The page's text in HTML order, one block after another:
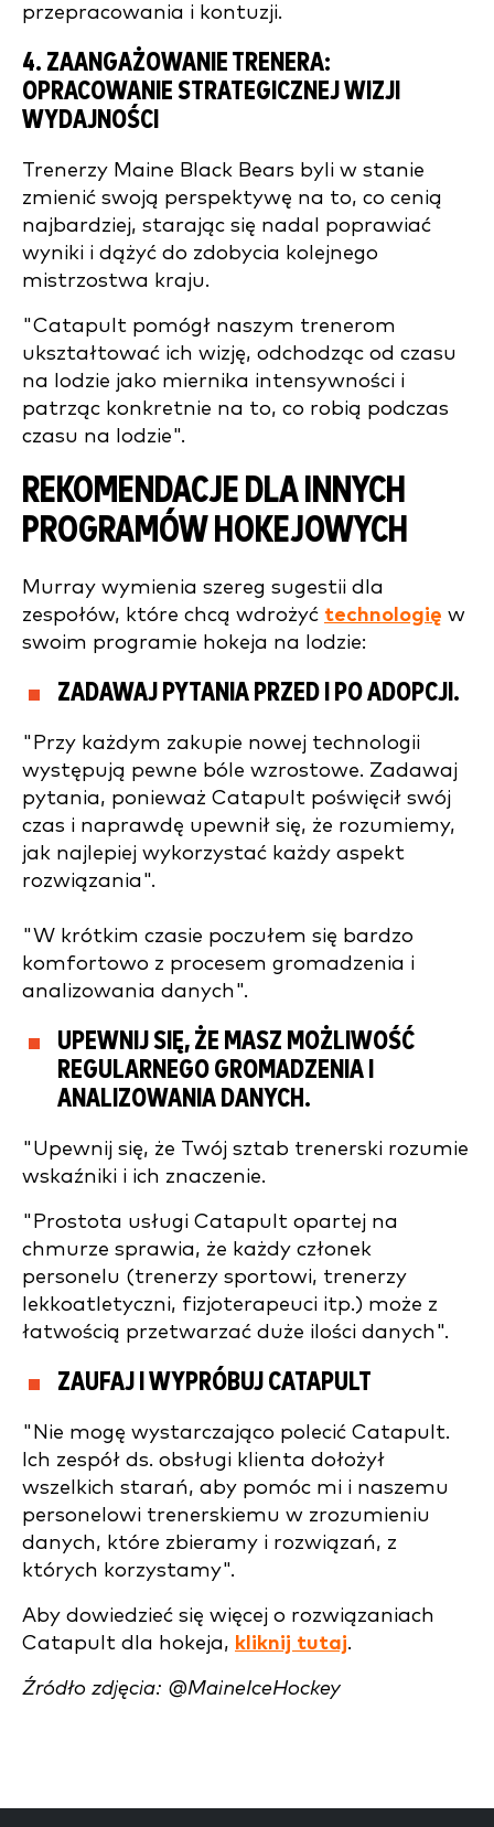
przepracowania i kontuzji.
4. ZAANGAŻOWANIE TRENERA:
OPRACOWANIE STRATEGICZNEJ WIZJI
WYDAJNOŚCI
Trenerzy Maine Black Bears byli w stanie
zmienić swoją perspektywę na to, co cenią
najbardziej, starając się nadal poprawiać
wyniki i dążyć do zdobycia kolejnego
mistrzostwa kraju.
"Catapult pomógł naszym trenerom
ukształtować ich wizję, odchodząc od czasu
na lodzie jako miernika intensywności i
patrząc konkretnie na to, co robią podczas
czasu na lodzie".
REKOMENDACJE DLA INNYCH
PROGRAMÓW HOKEJOWYCH
Murray wymienia szereg sugestii dla
zespołów, które chcą wdrożyć technologię w
swoim programie hokeja na lodzie:
ZADAWAJ PYTANIA PRZED I PO ADOPCJI.
"Przy każdym zakupie nowej technologii
występują pewne bóle wzrostowe. Zadawaj
pytania, ponieważ Catapult poświęcił swój
czas i naprawdę upewnił się, że rozumiemy,
jak najlepiej wykorzystać każdy aspekt
rozwiązania".
"W krótkim czasie poczułem się bardzo
komfortowo z procesem gromadzenia i
analizowania danych".
UPEWNIJ SIĘ, ŻE MASZ MOŻLIWOŚĆ
REGULARNEGO GROMADZENIA I
ANALIZOWANIA DANYCH.
"Upewnij się, że Twój sztab trenerski rozumie
wskaźniki i ich znaczenie.
"Prostota usługi Catapult opartej na
chmurze sprawia, że każdy członek
personelu (trenerzy sportowi, trenerzy
lekkoatletyczni, fizjoterapeuci itp.) może z
łatwością przetwarzać duże ilości danych".
ZAUFAJ I WYPRÓBUJ CATAPULT
"Nie mogę wystarczająco polecić Catapult.
Ich zespół ds. obsługi klienta dołożył
wszelkich starań, aby pomóc mi i naszemu
personelowi trenerskiemu w zrozumieniu
danych, które zbieramy i rozwiązań, z
których korzystamy".
Aby dowiedzieć się więcej o rozwiązaniach
Catapult dla hokeja, kliknij tutaj.
Źródło zdjęcia: @MaineIceHockey